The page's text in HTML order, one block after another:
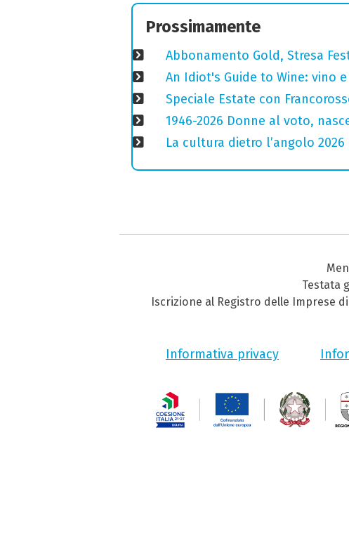
Prossimamente
Abbonamento Gold, Stresa
An Idiot's Guide to Wine: vino
Speciale Estate con
1946-2026 Donne al voto,
La cultura dietro l’angolo
Testata
Iscrizione al Registro delle Imprese di
Informativa privacy